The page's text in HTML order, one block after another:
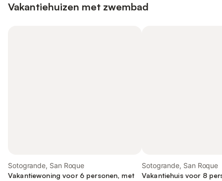
Vakantiehuizen met zwembad
Sotogrande, San Roque
Vakantiewoning voor 6 personen, met
Sotogrande, San Roque
Vakantiehuis voor 8